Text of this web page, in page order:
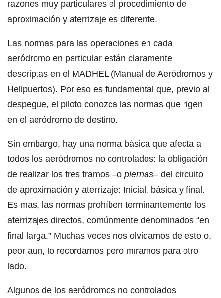
razones muy particulares el procedimiento de
aproximación y aterrizaje es diferente.
Las normas para las operaciones en cada
aeródromo en particular están claramente
descriptas en el MADHEL (Manual de Aeródromos y
Helipuertos). Por eso es fundamental que, previo al
despegue, el piloto conozca las normas que rigen
en el aeródromo de destino.
Sin embargo, hay una norma básica que afecta a
todos los aeródromos no controlados: la obligación
de realizar los tres tramos –o piernas– del circuito
de aproximación y aterrizaje: Inicial, básica y final.
Es mas, las normas prohíben terminantemente los
aterrizajes directos, comúnmente denominados “en
final larga.” Muchas veces nos olvidamos de esto o,
peor aun, lo recordamos pero miramos para otro
lado.
Algunos de los aeródromos no controlados